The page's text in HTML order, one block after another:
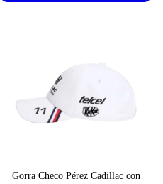
Gorra Checo Pérez Cadillac con